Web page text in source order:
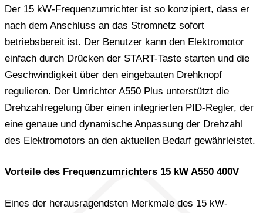
Der 15 kW-Frequenzumrichter ist so konzipiert, dass er
nach dem Anschluss an das Stromnetz sofort
betriebsbereit ist. Der Benutzer kann den Elektromotor
einfach durch Drücken der START-Taste starten und die
Geschwindigkeit über den eingebauten Drehknopf
regulieren. Der Umrichter A550 Plus unterstützt die
Drehzahlregelung über einen integrierten PID-Regler, der
eine genaue und dynamische Anpassung der Drehzahl
des Elektromotors an den aktuellen Bedarf gewährleistet.
Vorteile des Frequenzumrichters 15 kW A550 400V
Eines der herausragendsten Merkmale des 15 kW-